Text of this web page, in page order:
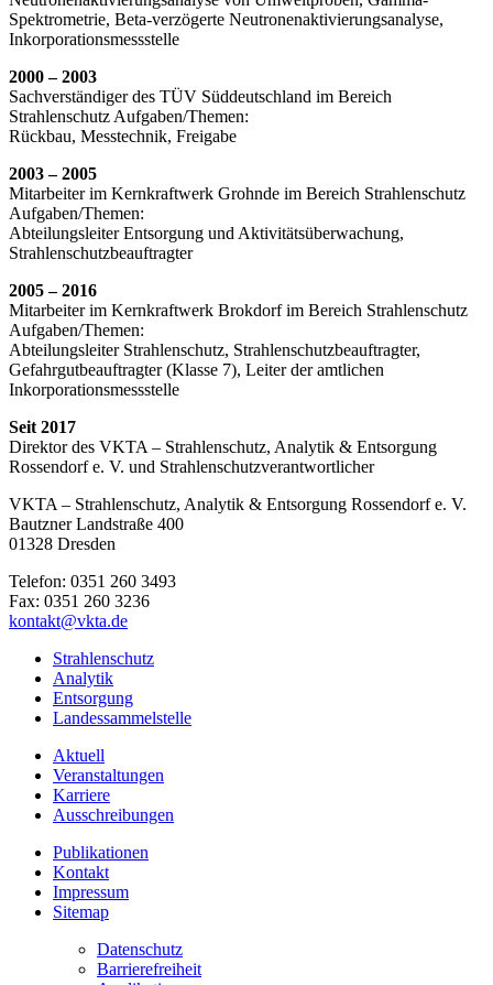
Spektrometrie, Beta-verzögerte Neutronenaktivierungsanalyse,
Inkorporationsmessstelle
2000 – 2003
Sachverständiger des TÜV Süddeutschland im Bereich
Strahlenschutz Aufgaben/Themen:
Rückbau, Messtechnik, Freigabe
2003 – 2005
Mitarbeiter im Kernkraftwerk Grohnde im Bereich Strahlenschutz
Aufgaben/Themen:
Abteilungsleiter Entsorgung und Aktivitätsüberwachung,
Strahlenschutzbeauftragter
2005 – 2016
Mitarbeiter im Kernkraftwerk Brokdorf im Bereich Strahlenschutz
Aufgaben/Themen:
Abteilungsleiter Strahlenschutz, Strahlenschutzbeauftragter,
Gefahrgutbeauftragter (Klasse 7), Leiter der amtlichen
Inkorporationsmessstelle
Seit 2017
Direktor des VKTA – Strahlenschutz, Analytik & Entsorgung
Rossendorf e. V. und Strahlenschutzverantwortlicher
VKTA – Strahlenschutz, Analytik & Entsorgung Rossendorf e. V.
Bautzner Landstraße 400
01328 Dresden
Telefon: 0351 260 3493
Fax: 0351 260 3236
kontakt@vkta.de
Strahlenschutz
Analytik
Entsorgung
Landessammelstelle
Aktuell
Veranstaltungen
Karriere
Ausschreibungen
Publikationen
Kontakt
Impressum
Sitemap
Datenschutz
Barrierefreiheit